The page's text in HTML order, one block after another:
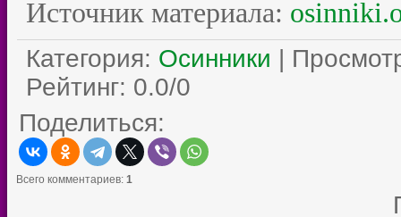
Источник материала:
Категория: Осинники |
Рейтинг: 0.0/0
Поделиться:
Всего комментариев: 1